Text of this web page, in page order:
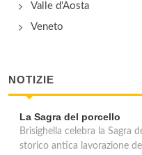
Valle d'Aosta
Veneto
NOTIZIE
La Sagra del porcello
Brisighella celebra la Sagra
storico antica lavorazione